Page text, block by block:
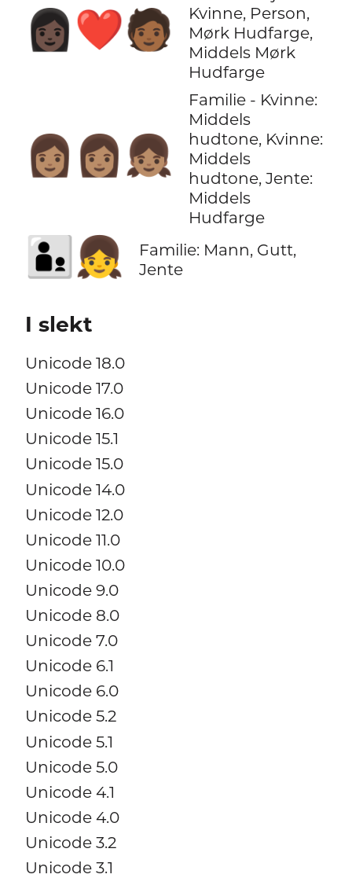
👩🏿‍❤️‍🧑🏾
Kvinne, Person,
Mørk Hudfarge,
Middels Mørk
Hudfarge
👩🏽‍👩🏽‍👧🏽
Familie - Kvinne:
Middels
hudtone, Kvinne:
Middels
hudtone, Jente:
Middels
Hudfarge
👨‍👦‍👧
Familie: Mann, Gutt,
Jente
I slekt
Unicode 18.0
Unicode 17.0
Unicode 16.0
Unicode 15.1
Unicode 15.0
Unicode 14.0
Unicode 12.0
Unicode 11.0
Unicode 10.0
Unicode 9.0
Unicode 8.0
Unicode 7.0
Unicode 6.1
Unicode 6.0
Unicode 5.2
Unicode 5.1
Unicode 5.0
Unicode 4.1
Unicode 4.0
Unicode 3.2
Unicode 3.1